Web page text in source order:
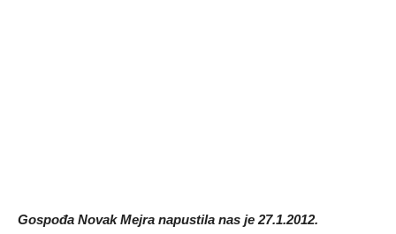
Gospođa Novak Mejra napustila nas je 27.1.2012.